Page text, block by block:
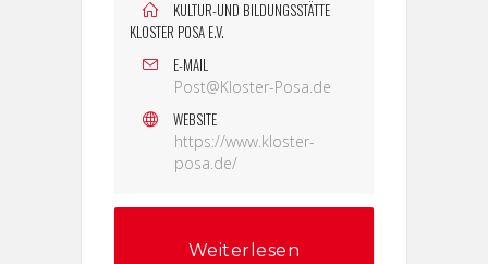
KULTUR-UND BILDUNGSSTÄTTE
KLOSTER POSA E.V.
E-MAIL
Post@Kloster-Posa.de
WEBSITE
https://www.kloster-
posa.de/
Weiterlesen